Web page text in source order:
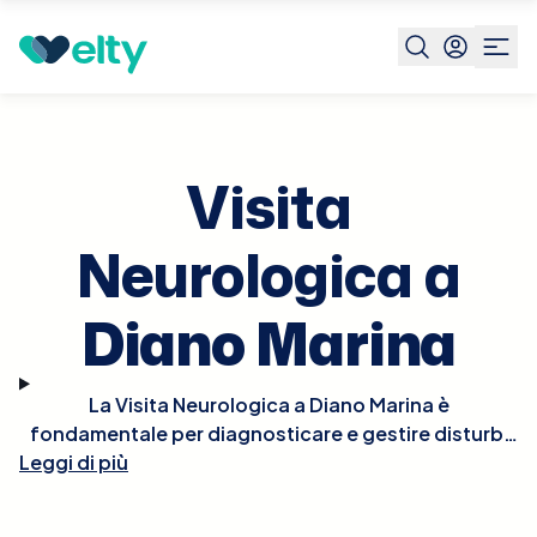
Prenota visita Diano Marina
Visita
Neurologica a
Diano Marina
La Visita Neurologica a Diano Marina è
fondamentale per diagnosticare e gestire disturbi
del sistema nervoso. Durante la visita, il neurologo
Leggi di più